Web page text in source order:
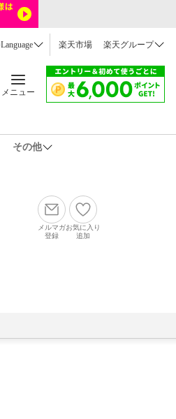
Language 楽天市場 楽天グループ
メニュー
その他
メルマガ
登録
お気に入り
追加